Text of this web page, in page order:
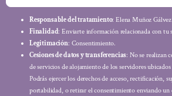
Responsable del tratamiento: Elena Muñoz
Finalidad: Enviarte información relacionada con tu
Legitimación: Consentimiento.
Cesiones de datos y transferencias: No se realizan
de servicios de alojamiento de los servidores
Podrás ejercer los derechos de acceso, rectificación,
portabilidad, o retirar el consentimiento enviando un